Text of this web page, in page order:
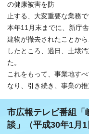
の健康被害を防
止する、大変重要な業務で
本年11月末までに、新庁
建物が撤去されたことか
したところ、過日、土壌
た。
これをもって、事業地す
なり、引き続き、事業の
市広報テレビ番組「
談」（平成30年1月1